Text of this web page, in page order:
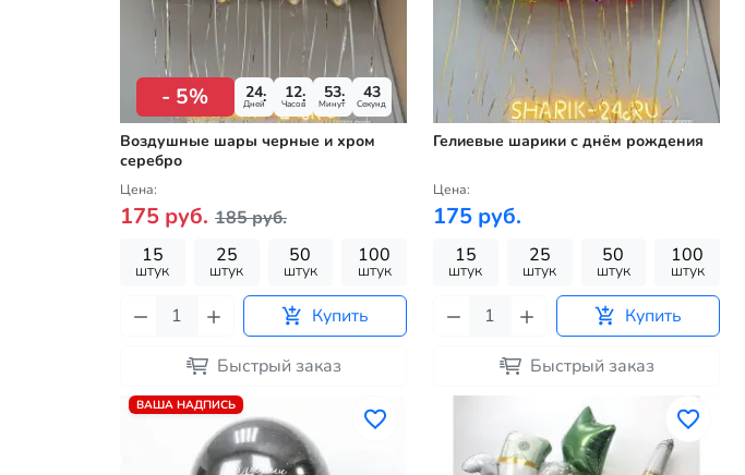
- 5% 24
Дней
12
Часов
53
Минут
41
Секунд
Воздушные шары черные и хром
серебро
Цена:
175 руб. 185 руб.
15
штук
25
штук
50
штук
100
штук
Купить
Быстрый заказ
Гелиевые шарики с днём рождения
Цена:
175 руб.
15
штук
25
штук
50
штук
100
штук
Купить
Быстрый заказ
ВАША НАДПИСЬ